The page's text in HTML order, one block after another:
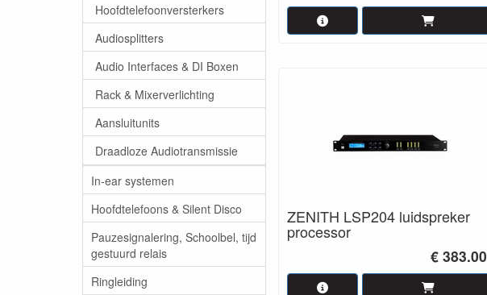
Hoofdtelefoonversterkers
Audiosplitters
Audio Interfaces & DI Boxen
Rack & Mixerverlichting
Aansluitunits
Draadloze Audiotransmissie
In-ear systemen
Hoofdtelefoons & Silent Disco
Pauzesignalering, Schoolbel, tijd
gestuurd relais
Ringleiding
ZENITH LSP204 luidspreker
processor
€ 383.00